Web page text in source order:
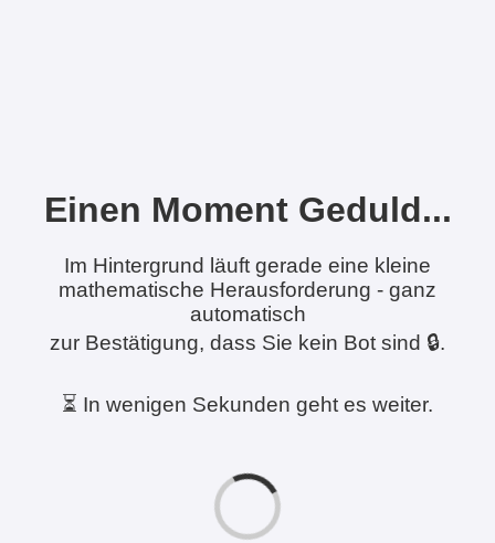
Einen Moment Geduld...
Im Hintergrund läuft gerade eine kleine
mathematische Herausforderung - ganz
automatisch
zur Bestätigung, dass Sie kein Bot sind 🔒.
⏳ In wenigen Sekunden geht es weiter.